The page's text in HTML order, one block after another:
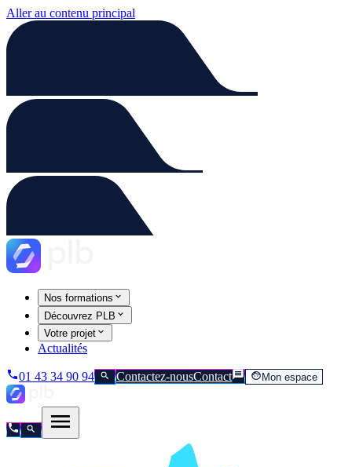
Aller au contenu principal
Nos formations
Découvrez PLB
Votre projet
Actualités
01 43 34 90 94 Contactez-nousContact Mon espace